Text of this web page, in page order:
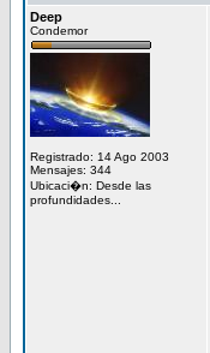
Deep
Condemor
Registrado: 14 Ago 2003
Mensajes: 344
Ubicaci�n: Desde las
profundidades...